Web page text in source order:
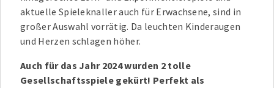
aktuelle Spieleknaller auch für Erwachsene, sind in
großer Auswahl vorrätig. Da leuchten Kinderaugen
und Herzen schlagen höher.
Auch für das Jahr 2024 wurden 2 tolle
Gesellschaftsspiele gekürt! Perfekt als